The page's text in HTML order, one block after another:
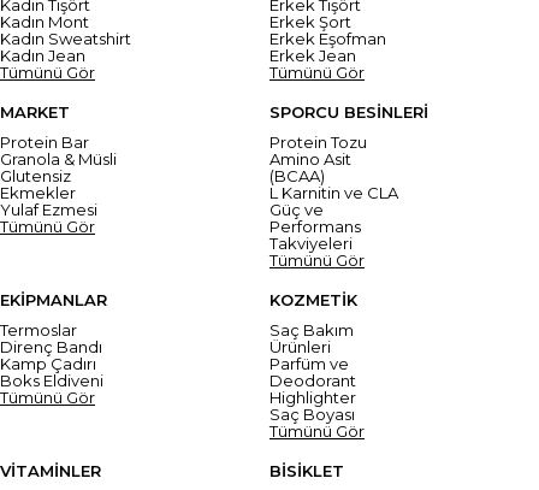
Kadın Tişört
Kadın Mont
Kadın Sweatshirt
Kadın Jean
Tümünü Gör
Erkek Tişört
Erkek Şort
Erkek Eşofman
Erkek Jean
Tümünü Gör
MARKET
Protein Bar
Granola & Müsli
Glutensiz
Ekmekler
Yulaf Ezmesi
Tümünü Gör
SPORCU BESİNLERİ
Protein Tozu
Amino Asit
(BCAA)
L Karnitin ve CLA
Güç ve
Performans
Takviyeleri
Tümünü Gör
EKİPMANLAR
Termoslar
Direnç Bandı
Kamp Çadırı
Boks Eldiveni
Tümünü Gör
KOZMETİK
Saç Bakım
Ürünleri
Parfüm ve
Deodorant
Highlighter
Saç Boyası
Tümünü Gör
VİTAMİNLER
BİSİKLET